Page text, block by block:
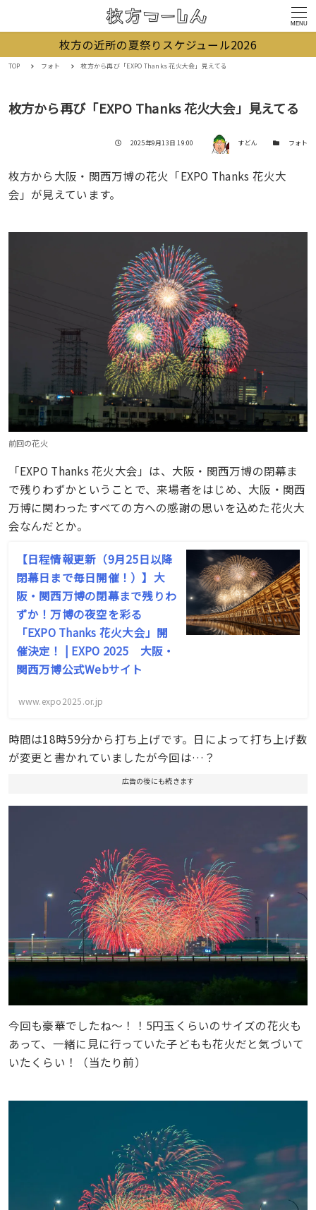
MENU
枚方の近所の夏祭りスケジュール2026
TOP フォト 枚方から再び「EXPO Thanks 花火大会」見えてる
枚方から再び「EXPO Thanks 花火大会」見えてる
投稿日
2025年9月13日 19:00 著者 すどん カテゴリー
フォト
枚方から大阪・関西万博の花火「EXPO Thanks 花火大
会」が見えています。
前回の花火
「EXPO Thanks 花火大会」は、大阪・関西万博の閉幕ま
で残りわずかということで、来場者をはじめ、大阪・関西
万博に関わったすべての方への感謝の思いを込めた花火大
会なんだとか。
【日程情報更新（9月25日以降
閉幕日まで毎日開催！）】大
阪・関西万博の閉幕まで残りわ
ずか！万博の夜空を彩る
「EXPO Thanks 花火大会」開
催決定！ | EXPO 2025 大阪・
関西万博公式Webサイト
www.expo2025.or.jp
時間は18時59分から打ち上げです。日によって打ち上げ数
が変更と書かれていましたが今回は…？
広告の後にも続きます
今回も豪華でしたね〜！！5円玉くらいのサイズの花火も
あって、一緒に見に行っていた子どもも花火だと気づいて
いたくらい！（当たり前）